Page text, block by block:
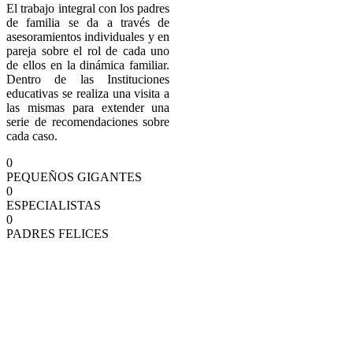
El trabajo integral con los padres
de familia se da a través de
asesoramientos individuales y en
pareja sobre el rol de cada uno
de ellos en la dinámica familiar.
Dentro de las Instituciones
educativas se realiza una visita a
las mismas para extender una
serie de recomendaciones sobre
cada caso.
0
PEQUEÑOS GIGANTES
0
ESPECIALISTAS
0
PADRES FELICES